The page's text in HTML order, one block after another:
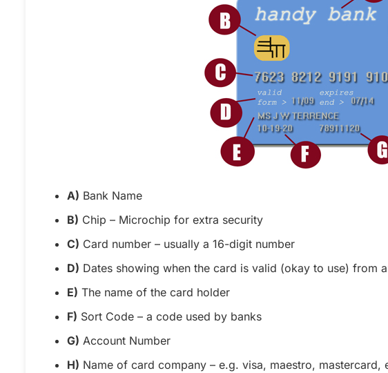
A) Bank Name
B) Chip – Microchip for extra security
C) Card number – usually a 16-digit number
D) Dates showing when the card is valid (okay to use) from
E) The name of the card holder
F) Sort Code – a code used by banks
G) Account Number
H) Name of card company – e.g. visa, maestro, mastercard,